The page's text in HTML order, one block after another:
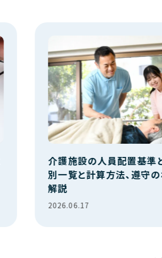
介護施設の人員配置基準
別一覧と計算方法、遵守
解説
2026.06.17